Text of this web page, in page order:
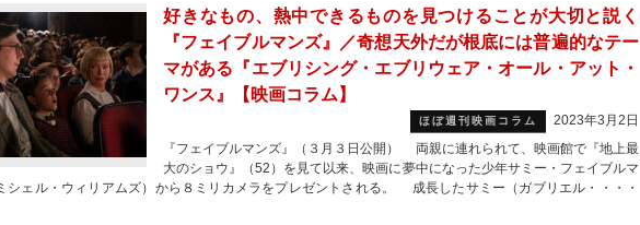
好きなもの、熱中できるものを見つけることが大切と説く
『フェイブルマンズ』／奇想天外だが根底には普遍的なテー
マがある『エブリシング・エブリウェア・オール・アット・
ワンス』【映画コラム】
ほぼ週刊映画コラム
2023年3月2日
『フェイブルマンズ』（３月３日公開） 両親に連れられて、映画館で『地上最
大のショウ』（52）を見て以来、映画に夢中になった少年サミー・フェイブルマ
シェル・ウィリアムズ）から８ミリカメラをプレゼントされる。 成長したサミー（ガブリエル・・・・